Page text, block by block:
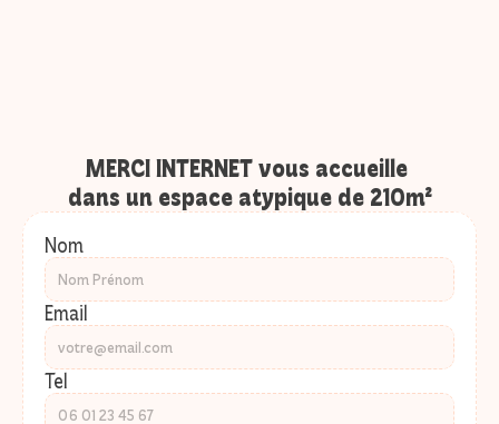
MERCI INTERNET vous accueille
dans un espace atypique de 210m²
Nom
Email
Tel